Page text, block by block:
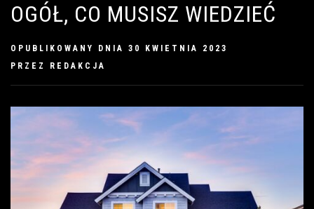
OGÓŁ, CO MUSISZ WIEDZIEĆ
OPUBLIKOWANY DNIA 30 KWIETNIA 2023
PRZEZ
REDAKCJA